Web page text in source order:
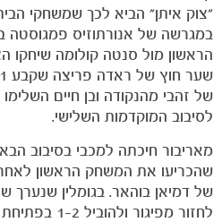
"צוק איתן" הביא לכך שמשחקי
במגרשה של אנורתוזיס
הראשון מול סנטה קולומה שיחקו
של זהבי מהנקודה ובן חיים
לסיבוב המוקדמות השלישי.
מאריבור חיכתה למכבי בסיבוב
שהכריעו את המשחק הראשון
של דמיאן בוהאר. בגומלין שנערך
לחזור